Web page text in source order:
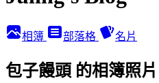
相簿 部落格 名片
包子饅頭 的相簿照片